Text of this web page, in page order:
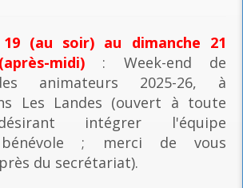
(au soir) au dimanche 21
midi): Week-end de
animateurs 2025-26, à
Les Landes (ouvert à toute
intégrer l'équipe
bénévole ; merci de vous
du secrétariat).